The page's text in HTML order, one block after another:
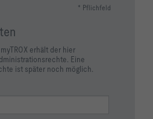
* Pflichfeld
erhält der hier
Eine
ist später noch möglich.